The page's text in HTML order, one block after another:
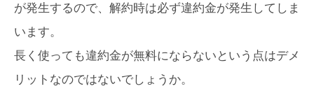
が発生するので、解約時は必ず違約金が発生してしま
います。
長く使っても違約金が無料にならないという点はデメ
リットなのではないでしょうか。